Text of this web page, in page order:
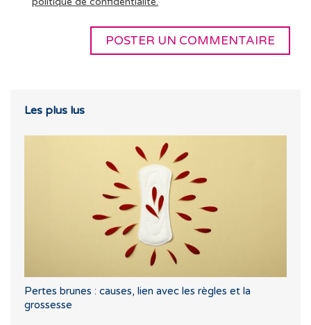
Les plus lus
Pertes brunes : causes, lien avec les règles et la
grossesse